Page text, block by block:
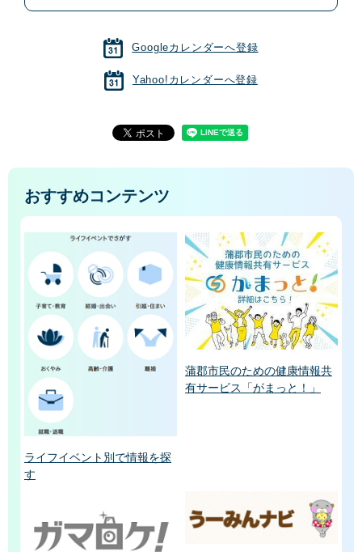
Googleカレンダーへ登録
Yahoo!カレンダーへ登録
おすすめコンテンツ
ライフイベント別で情報を探
す
蒲郡市民のための健康情報共
有サービス「がまっと！」